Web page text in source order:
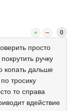
0
просто
ручку
копать дальше
тросику
то справа
вдействие